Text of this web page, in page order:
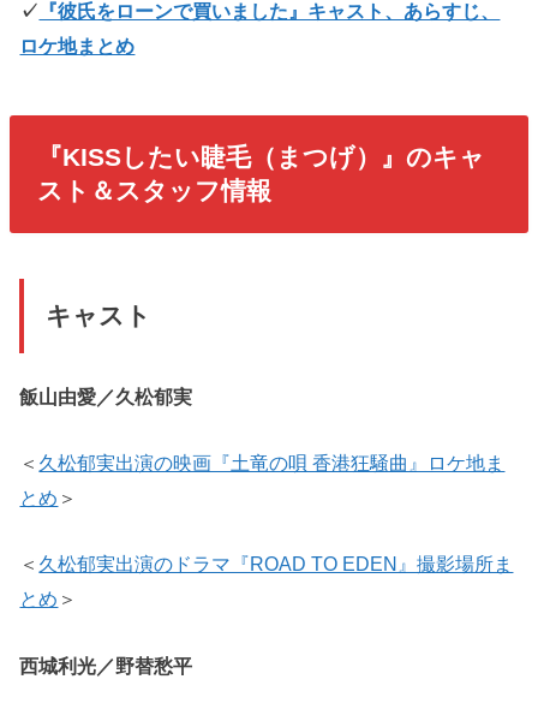
✓ 『彼氏をローンで買いました』キャスト、あらすじ、
ロケ地まとめ
『KISSしたい睫毛（まつげ）』のキャ
スト＆スタッフ情報
キャスト
飯山由愛／久松郁実
＜ 久松郁実出演の映画『土竜の唄 香港狂騒曲』ロケ地ま
とめ ＞
＜ 久松郁実出演のドラマ『ROAD TO EDEN』撮影場所ま
とめ ＞
西城利光／野替愁平